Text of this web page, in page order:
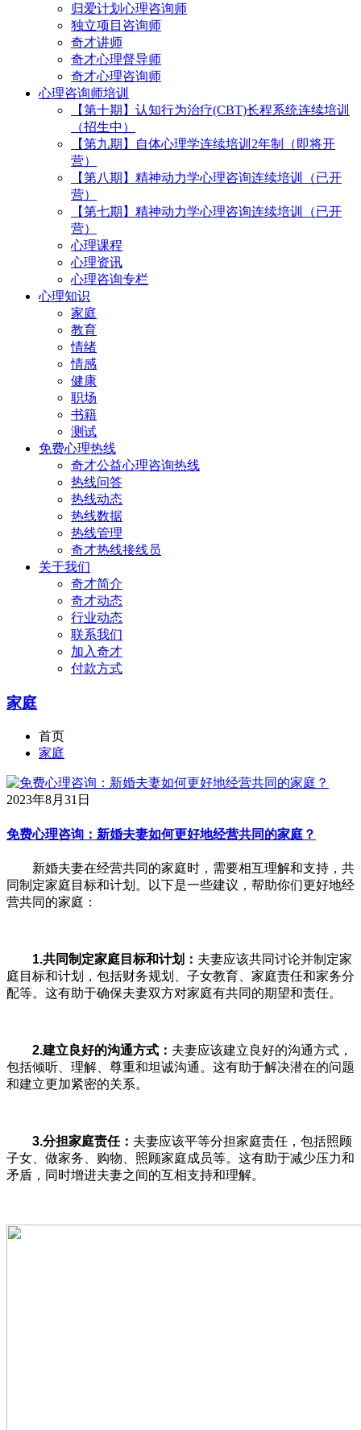
归爱计划心理咨询师
独立项目咨询师
奇才讲师
奇才心理督导师
奇才心理咨询师
心理咨询师培训
【第十期】认知行为治疗(CBT)长程系统连续培训
（招生中）
【第九期】自体心理学连续培训2年制（即将开
营）
【第八期】精神动力学心理咨询连续培训（已开
营）
【第七期】精神动力学心理咨询连续培训（已开
营）
心理课程
心理资讯
心理咨询专栏
心理知识
家庭
教育
情绪
情感
健康
职场
书籍
测试
免费心理热线
奇才公益心理咨询热线
热线问答
热线动态
热线数据
热线管理
奇才热线接线员
关于我们
奇才简介
奇才动态
行业动态
联系我们
加入奇才
付款方式
家庭
首页
家庭
2023年8月31日
免费心理咨询：新婚夫妻如何更好地经营共同的家庭？
新婚夫妻在经营共同的家庭时，需要相互理解和支持，共
同制定家庭目标和计划。以下是一些建议，帮助你们更好地经
营共同的家庭：
1.共同制定家庭目标和计划： 夫妻应该共同讨论并制定家
庭目标和计划，包括财务规划、子女教育、家庭责任和家务分
配等。这有助于确保夫妻双方对家庭有共同的期望和责任。
2.建立良好的沟通方式： 夫妻应该建立良好的沟通方式，
包括倾听、理解、尊重和坦诚沟通。这有助于解决潜在的问题
和建立更加紧密的关系。
3.分担家庭责任： 夫妻应该平等分担家庭责任，包括照顾
子女、做家务、购物、照顾家庭成员等。这有助于减少压力和
矛盾，同时增进夫妻之间的互相支持和理解。